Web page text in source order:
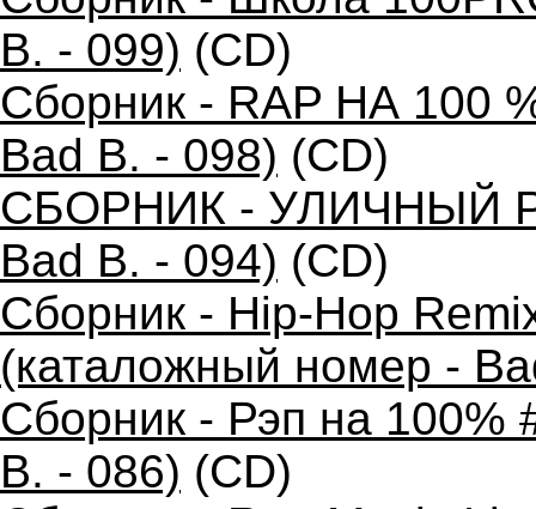
B. - 099) (CD)
Сборник - RAP НА 100
Bad B. - 098) (CD)
СБОРНИК - УЛИЧНЫЙ
Bad B. - 094) (CD)
Сборник - Hip-Hop
(каталожный номер -
Сборник - Рэп на 100%
B. - 086) (CD)